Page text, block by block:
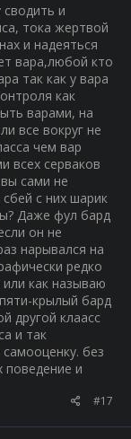
сводить и
тока жертвой
и надеяться
вара,любой кто
так как у вара
как
варами, на
все вокруг не
чем вар
всех серваков
сами не
с них шарик
Даже фул бард
он не
нарывался на
редко
как называю
крылый бард
другой клаасс
и так
без
поведение и
#17